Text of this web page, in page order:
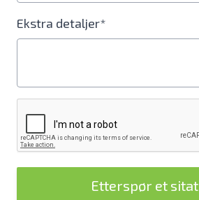
Ekstra detaljer*
Etterspør et sitat